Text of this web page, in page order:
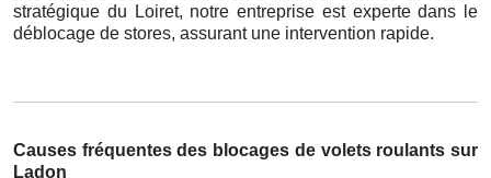
stratégique du Loiret, notre entreprise est experte dans le
déblocage de stores, assurant une intervention rapide.
Causes fréquentes des blocages de volets roulants sur
Ladon